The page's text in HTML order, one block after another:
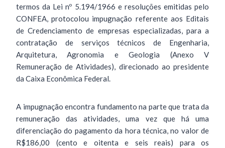
termos da Lei nº 5.194/1966 e resoluções emitidas pelo
CONFEA, protocolou impugnação referente aos Editais
de Credenciamento de empresas especializadas, para a
contratação de serviços técnicos de Engenharia,
Arquitetura, Agronomia e Geologia (Anexo V
Remuneração de Atividades), direcionado ao presidente
da Caixa Econômica Federal.
A impugnação encontra fundamento na parte que trata da
remuneração das atividades, uma vez que há uma
diferenciação do pagamento da hora técnica, no valor de
R$186,00 (cento e oitenta e seis reais) para os